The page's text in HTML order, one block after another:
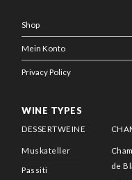
Shop
Mein Konto
Privacy Policy
WINE TYPES
DESSERTWEINE
Muskateller
Passiti
de